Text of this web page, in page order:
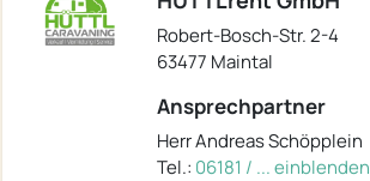
Robert-Bosch-Str. 2-4
63477 Maintal
Ansprechpartner
Herr Andreas Schöpplein
Tel.: 06181 / ... einblenden